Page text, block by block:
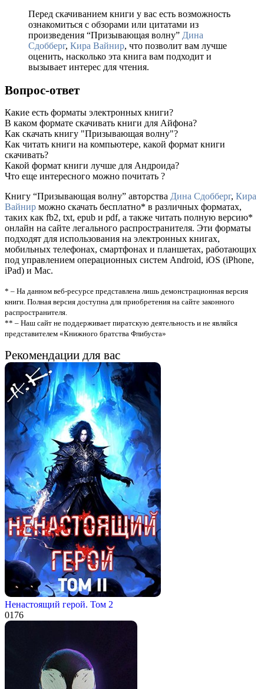
Перед скачиванием книги у вас есть возможность
ознакомиться с обзорами или цитатами из
произведения “Призывающая волну” Дина
Сдобберг, Кира Вайнир, что позволит вам лучше
оценить, насколько эта книга вам подходит и
вызывает интерес для чтения.
Вопрос-ответ
Какие есть форматы электронных книги?
В каком формате скачивать книги для Айфона?
Как скачать книгу "Призывающая волну"?
Как читать книги на компьютере, какой формат книги
скачивать?
Какой формат книги лучше для Андроида?
Что еще интересного можно почитать ?
Книгу “Призывающая волну” авторства Дина Сдобберг, Кира
Вайнир можно скачать бесплатно* в различных форматах,
таких как fb2, txt, epub и pdf, а также читать полную версию*
онлайн на сайте легального распространителя. Эти форматы
подходят для использования на электронных книгах,
мобильных телефонах, смартфонах и планшетах, работающих
под управлением операционных систем Android, iOS (iPhone,
iPad) и Mac.
* – На данном веб-ресурсе представлена лишь демонстрационная версия
книги. Полная версия доступна для приобретения на сайте законного
распространителя.
** – Наш сайт не поддерживает пиратскую деятельность и не являйся
представителем «Книжного братства Флибуста»
Рекомендации для вас
Ненастоящий герой. Том 2
0176